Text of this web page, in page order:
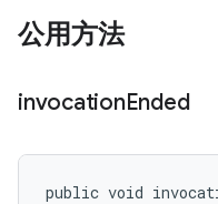
公用方法
invocationEnded
public void